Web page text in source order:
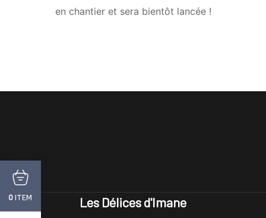
en chantier et sera bientôt lancée !
Les Délices d'Imane
0 ITEM